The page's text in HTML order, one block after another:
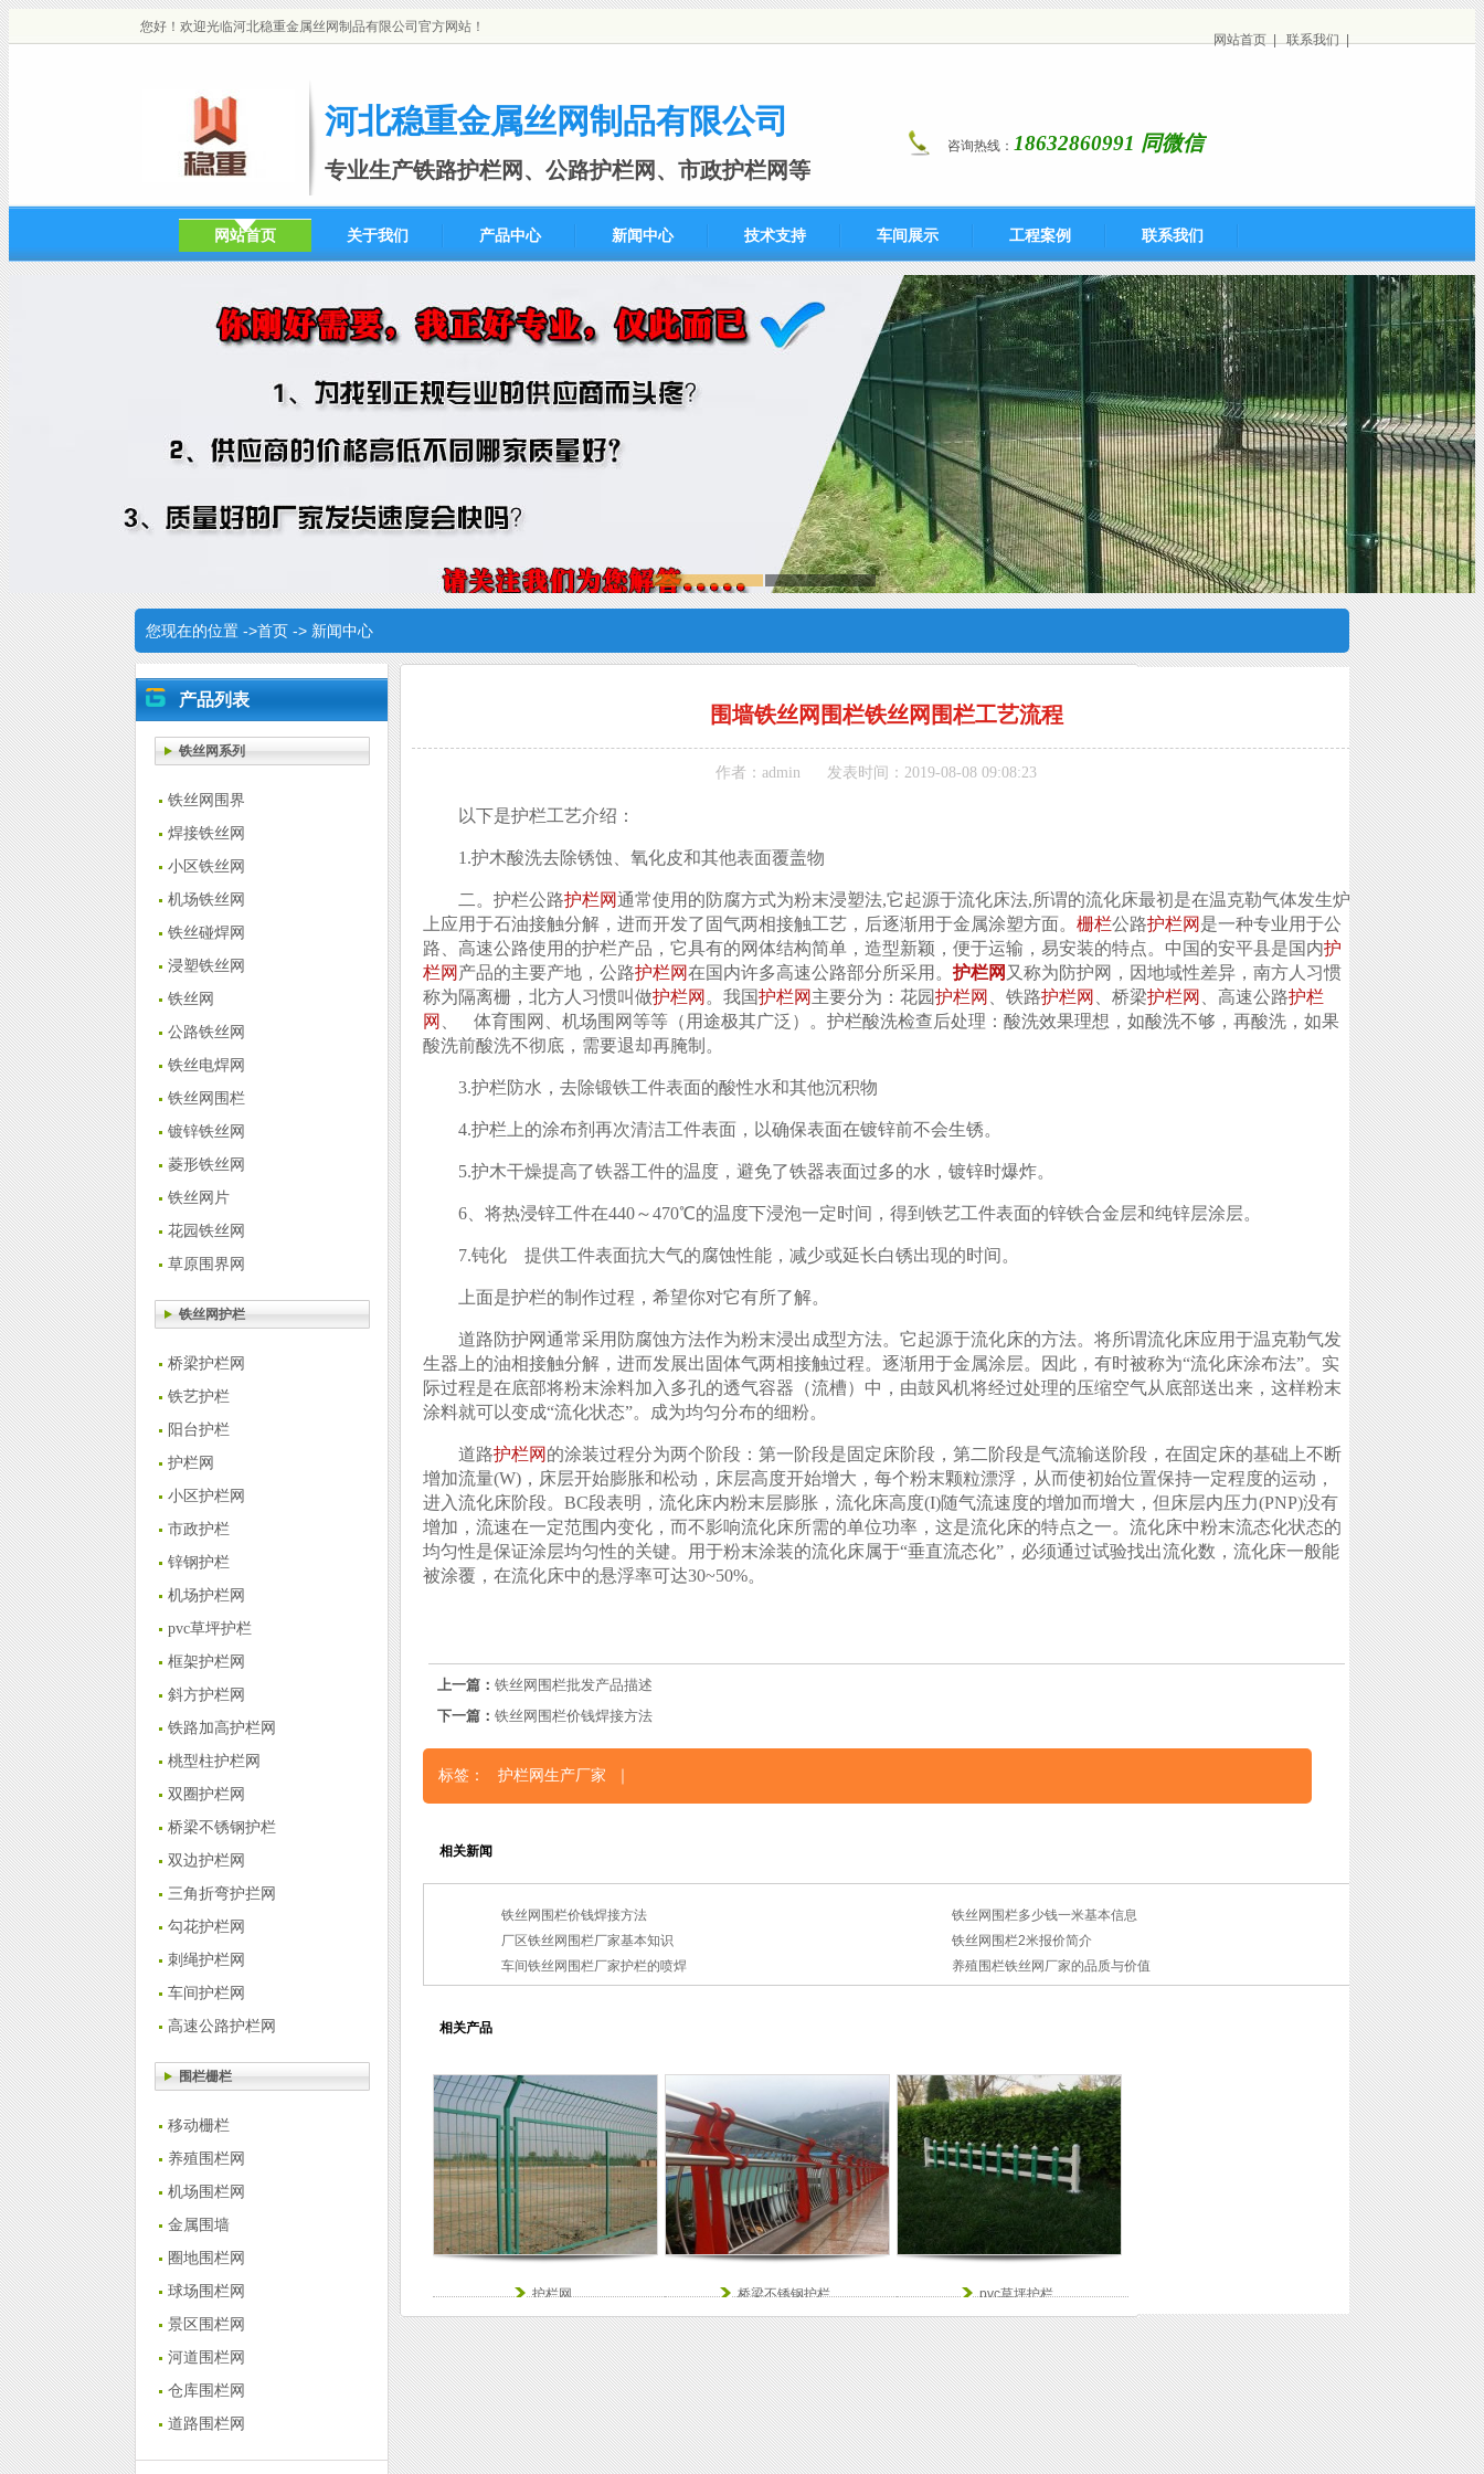
您好！欢迎光临河北稳重金属丝网制品有限公司官方网站！
网站首页 | 联系我们 |
河北稳重金属丝网制品有限公司
专业生产铁路护栏网、公路护栏网、市政护栏网等
咨询热线： 18632860991 同微信
网站首页 关于我们 产品中心 新闻中心 技术支持 车间展示 工程案例 联系我们
1 2
您现在的位置 ->首页 -> 新闻中心
产品列表
铁丝网系列
铁丝网围界
焊接铁丝网
小区铁丝网
机场铁丝网
铁丝碰焊网
浸塑铁丝网
铁丝网
公路铁丝网
铁丝电焊网
铁丝网围栏
镀锌铁丝网
菱形铁丝网
铁丝网片
花园铁丝网
草原围界网
铁丝网护栏
桥梁护栏网
铁艺护栏
阳台护栏
护栏网
小区护栏网
市政护栏
锌钢护栏
机场护栏网
pvc草坪护栏
框架护栏网
斜方护栏网
铁路加高护栏网
桃型柱护栏网
双圈护栏网
桥梁不锈钢护栏
双边护栏网
三角折弯护拦网
勾花护栏网
刺绳护栏网
车间护栏网
高速公路护栏网
围栏栅栏
移动栅栏
养殖围栏网
机场围栏网
金属围墙
圈地围栏网
球场围栏网
景区围栏网
河道围栏网
仓库围栏网
道路围栏网
围墙铁丝网围栏铁丝网围栏工艺流程
作者：admin 发表时间：2019-08-08 09:08:23
以下是护栏工艺介绍：
1.护木酸洗去除锈蚀、氧化皮和其他表面覆盖物
二。护栏公路护栏网通常使用的防腐方式为粉末浸塑法,它起源于流化床法,所谓的流化床最初是在温克勒气体发生炉
上应用于石油接触分解，进而开发了固气两相接触工艺，后逐渐用于金属涂塑方面。 栅栏公路护栏网 是一种专业用于公
路、高速公路使用的护栏产品，它具有的网体结构简单，造型新颖，便于运输，易安装的特点。中国的安平县是国内护
栏网 产品的主要产地，公路护栏网在国内许多高速公路部分所采用。 护栏网 又称为防护网，因地域性差异，南方人习惯
称为隔离栅，北方人习惯叫做护栏网 。我国护栏网 主要分为：花园护栏网 、铁路护栏网 、桥梁护栏网 、高速公路护栏
网
、 体育围网、机场围网等等（用途极其广泛）。护栏酸洗检查后处理：酸洗效果理想，如酸洗不够，再酸洗，如果
酸洗前酸洗不彻底，需要退却再腌制。
3.护栏防水，去除锻铁工件表面的酸性水和其他沉积物
4.护栏上的涂布剂再次清洁工件表面，以确保表面在镀锌前不会生锈。
5.护木干燥提高了铁器工件的温度，避免了铁器表面过多的水，镀锌时爆炸。
6、将热浸锌工件在440～470℃的温度下浸泡一定时间，得到铁艺工件表面的锌铁合金层和纯锌层涂层。
7.钝化 提供工件表面抗大气的腐蚀性能，减少或延长白锈出现的时间。
上面是护栏的制作过程，希望你对它有所了解。
道路防护网通常采用防腐蚀方法作为粉末浸出成型方法。它起源于流化床的方法。将所谓流化床应用于温克勒气发
生器上的油相接触分解，进而发展出固体气两相接触过程。逐渐用于金属涂层。因此，有时被称为“流化床涂布法”。实
际过程是在底部将粉末涂料加入多孔的透气容器（流槽）中，由鼓风机将经过处理的压缩空气从底部送出来，这样粉末
涂料就可以变成“流化状态”。成为均匀分布的细粉。
道路护栏网 的涂装过程分为两个阶段：第一阶段是固定床阶段，第二阶段是气流输送阶段，在固定床的基础上不断
增加流量(W)，床层开始膨胀和松动，床层高度开始增大，每个粉末颗粒漂浮，从而使初始位置保持一定程度的运动，
进入流化床阶段。BC段表明，流化床内粉末层膨胀，流化床高度(I)随气流速度的增加而增大，但床层内压力(PNP)没有
增加，流速在一定范围内变化，而不影响流化床所需的单位功率，这是流化床的特点之一。流化床中粉末流态化状态的
均匀性是保证涂层均匀性的关键。用于粉末涂装的流化床属于“垂直流态化”，必须通过试验找出流化数，流化床一般能
被涂覆，在流化床中的悬浮率可达30~50%。
上一篇： 铁丝网围栏批发产品描述
下一篇： 铁丝网围栏价钱焊接方法
标签： 护栏网生产厂家 ｜
相关新闻
铁丝网围栏价钱焊接方法
铁丝网围栏多少钱一米基本信息
厂区铁丝网围栏厂家基本知识
铁丝网围栏2米报价简介
车间铁丝网围栏厂家护栏的喷焊
养殖围栏铁丝网厂家的品质与价值
相关产品
护栏网 桥梁不锈钢护栏 pvc草坪护栏